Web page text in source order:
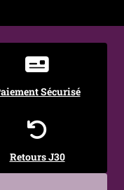
élégant,
Mystère
Sécurisé
Retours J30